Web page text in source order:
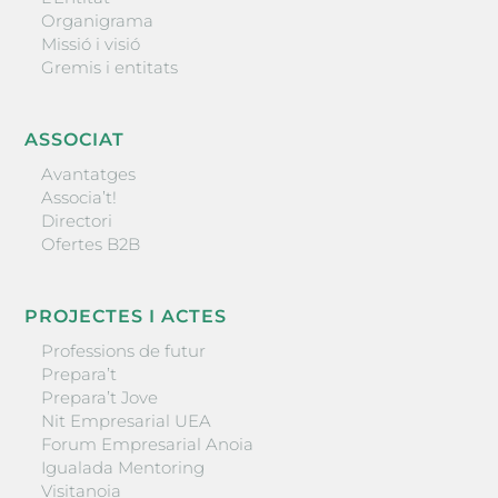
Organigrama
Missió i visió
Gremis i entitats
ASSOCIAT
Avantatges
Associa’t!
Directori
Ofertes B2B
PROJECTES I ACTES
Professions de futur
Prepara’t
Prepara’t Jove
Nit Empresarial UEA
Forum Empresarial Anoia
Igualada Mentoring
Visitanoia